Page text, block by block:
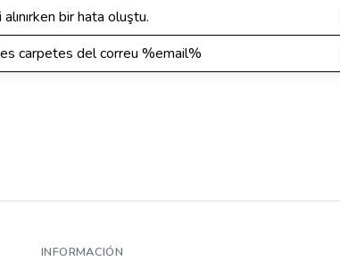
bir hata oluştu.
carpetes del correu %email%
INFORMACIÓN